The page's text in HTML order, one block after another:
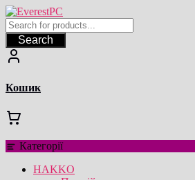
Перейти
до
вмісту
Search
Кошик
Категорії
HAKKO